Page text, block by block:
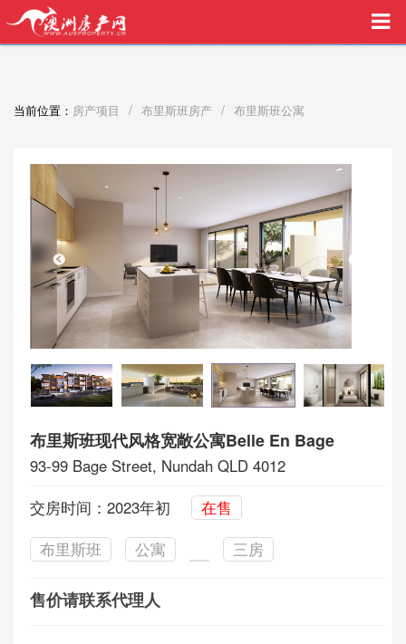
买家中介VIP服务，助您安心购房
当前位置： 房产项目 / 布里斯班房产 / 布里斯班公寓
布里斯班现代风格宽敞公寓Belle En Bage
93-99 Bage Street, Nundah QLD 4012
交房时间：2023年初
在售
布里斯班
公寓 三房
售价请联系代理人